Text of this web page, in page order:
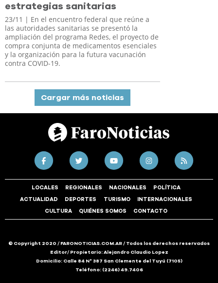
estrategias sanitarias
23/11 | En el encuentro federal que reúne a
las autoridades sanitarias se presentó la
ampliación del programa Redes, el proyecto de
compra conjunta de medicamentos esenciales
y la organización para la futura vacunación
contra COVID-19.
Cargar más noticias
LOCALES REGIONALES NACIONALES POLÍTICA
ACTUALIDAD DEPORTES TURISMO INTERNACIONALES
CULTURA QUIÉNES SOMOS CONTACTO
© Copyright 2020 / FARONOTICIAS.COM.AR / Todos los derechos reservados
Editor/ Propietario: Alejandro Claudio Lopez
Domicilio: Calle 84 N° 387 San Clemente del Tuyú (7105)
Teléfono: (2246) 49.7406